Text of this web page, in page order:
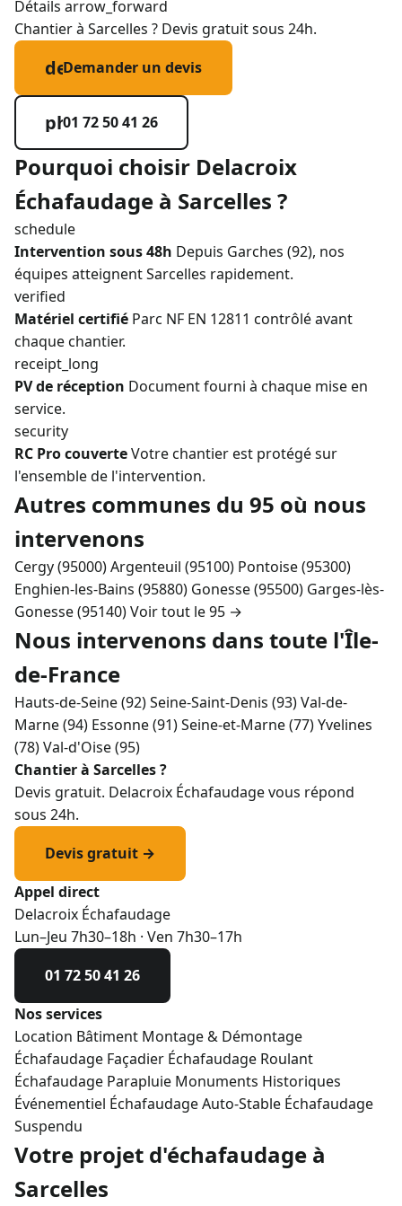
Détails arrow_forward
Chantier à Sarcelles ? Devis gratuit sous 24h.
description
Demander un devis
phone_in_talk
01 72 50 41 26
Pourquoi choisir Delacroix
Échafaudage à Sarcelles ?
schedule
Intervention sous 48h Depuis Garches (92), nos
équipes atteignent Sarcelles rapidement.
verified
Matériel certifié Parc NF EN 12811 contrôlé avant
chaque chantier.
receipt_long
PV de réception Document fourni à chaque mise en
service.
security
RC Pro couverteVotre chantier est protégé sur
l'ensemble de l'intervention.
Autres communes du 95 où nous
intervenons
Cergy (95000)Argenteuil (95100) Pontoise (95300)
Enghien-les-Bains (95880) Gonesse (95500) Garges-lès-
Gonesse (95140)Voir tout le 95 →
Nous intervenons dans toute l'Île-
de-France
Hauts-de-Seine (92)Seine-Saint-Denis (93)Val-de-
Marne (94) Essonne (91)Seine-et-Marne (77)Yvelines
(78)Val-d'Oise (95)
Chantier à Sarcelles ?
Devis gratuit. Delacroix Échafaudage vous répond
sous 24h.
Devis gratuit →
Appel direct
Delacroix Échafaudage
Lun–Jeu 7h30–18h · Ven 7h30–17h
01 72 50 41 26
Nos services
Location Bâtiment Montage & Démontage
Échafaudage Façadier Échafaudage Roulant
Échafaudage Parapluie Monuments Historiques
Événementiel Échafaudage Auto-Stable Échafaudage
Suspendu
Votre projet d'échafaudage à
Sarcelles